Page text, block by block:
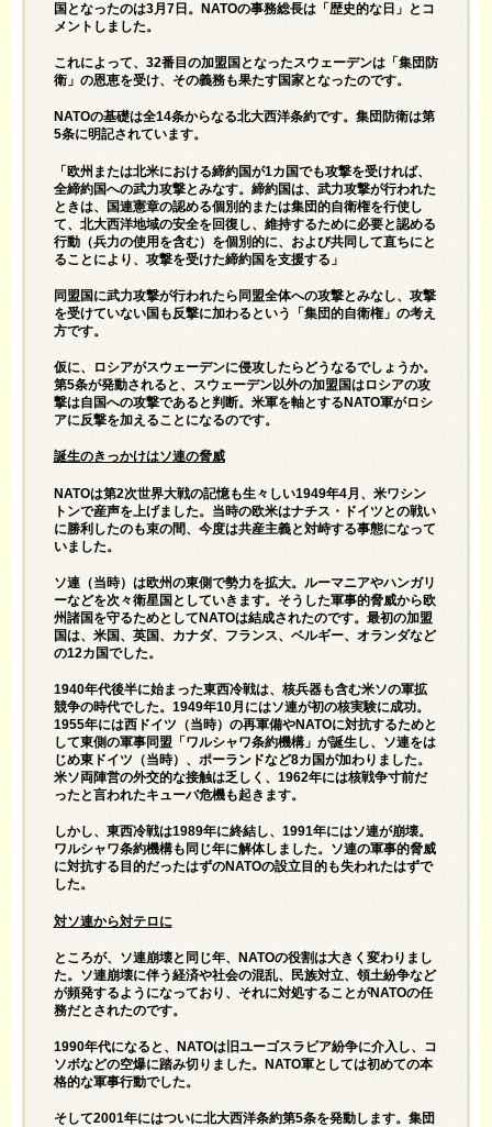
国となったのは3月7日。NATOの事務総長は「歴史的な日」とコ
メントしました。
これによって、32番目の加盟国となったスウェーデンは「集団防
衛」の恩恵を受け、その義務も果たす国家となったのです。
NATOの基礎は全14条からなる北大西洋条約です。集団防衛は第
5条に明記されています。
「欧州または北米における締約国が1カ国でも攻撃を受ければ、
全締約国への武力攻撃とみなす。締約国は、武力攻撃が行われた
ときは、国連憲章の認める個別的または集団的自衛権を行使し
て、北大西洋地域の安全を回復し、維持するために必要と認める
行動（兵力の使用を含む）を個別的に、および共同して直ちにと
ることにより、攻撃を受けた締約国を支援する」
同盟国に武力攻撃が行われたら同盟全体への攻撃とみなし、攻撃
を受けていない国も反撃に加わるという「集団的自衛権」の考え
方です。
仮に、ロシアがスウェーデンに侵攻したらどうなるでしょうか。
第5条が発動されると、スウェーデン以外の加盟国はロシアの攻
撃は自国への攻撃であると判断。米軍を軸とするNATO軍がロシ
アに反撃を加えることになるのです。
誕生のきっかけはソ連の脅威
NATOは第2次世界大戦の記憶も生々しい1949年4月、米ワシン
トンで産声を上げました。当時の欧米はナチス・ドイツとの戦い
に勝利したのも束の間、今度は共産主義と対峙する事態になって
いました。
ソ連（当時）は欧州の東側で勢力を拡大。ルーマニアやハンガリ
ーなどを次々衛星国としていきます。そうした軍事的脅威から欧
州諸国を守るためとしてNATOは結成されたのです。最初の加盟
国は、米国、英国、カナダ、フランス、ベルギー、オランダなど
の12カ国でした。
1940年代後半に始まった東西冷戦は、核兵器も含む米ソの軍拡
競争の時代でした。1949年10月にはソ連が初の核実験に成功。
1955年には西ドイツ（当時）の再軍備やNATOに対抗するためと
して東側の軍事同盟「ワルシャワ条約機構」が誕生し、ソ連をは
じめ東ドイツ（当時）、ポーランドなど8カ国が加わりました。
米ソ両陣営の外交的な接触は乏しく、1962年には核戦争寸前だ
ったと言われたキューバ危機も起きます。
しかし、東西冷戦は1989年に終結し、1991年にはソ連が崩壊。
ワルシャワ条約機構も同じ年に解体しました。ソ連の軍事的脅威
に対抗する目的だったはずのNATOの設立目的も失われたはずで
した。
対ソ連から対テロに
ところが、ソ連崩壊と同じ年、NATOの役割は大きく変わりまし
た。ソ連崩壊に伴う経済や社会の混乱、民族対立、領土紛争など
が頻発するようになっており、それに対処することがNATOの任
務だとされたのです。
1990年代になると、NATOは旧ユーゴスラビア紛争に介入し、コ
ソボなどの空爆に踏み切りました。NATO軍としては初めての本
格的な軍事行動でした。
そして2001年にはついに北大西洋条約第5条を発動します。集団